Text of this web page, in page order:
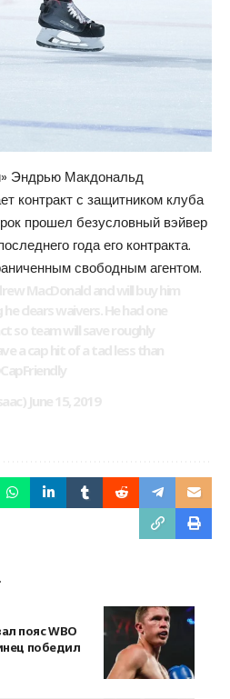
Эндрью Макдональд
контракт с защитником клуба
прошел безусловный вэйвер
года его контракта.
свободным агентом.
пояс WBO
победил